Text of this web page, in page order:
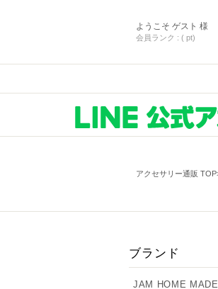
ようこそ ゲスト 様
会員ランク : ( pt)
アクセサリー通販 TOP
ブランド
JAM HOME MADE